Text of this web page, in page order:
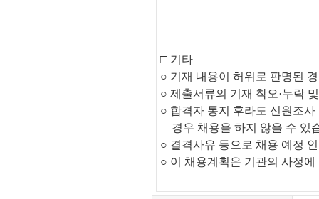
□ 기타
○ 기재 내용이 허위로 판명된
○ 제출서류의 기재 착오·누락
○ 합격자 통지 후라도 신원조
경우 채용을 하지 않을 수 있
○ 결격사유 등으로 채용 예정
○ 이 채용계획은 기관의 사정